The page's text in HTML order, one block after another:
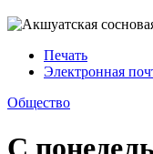
Печать
Электронная
Общество
С